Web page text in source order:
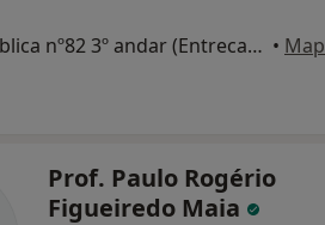
Av. da República nº82 3º andar (Entrecampos) 1600-205 Lisboa, Lisboa •
Prof. Paulo Rogério
Figueiredo Maia